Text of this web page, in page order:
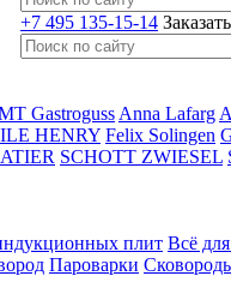
+7 495 135-15-14
Gastroguss Anna Lafarg
HENRY Felix Solingen
SCHOTT ZWIESEL
плит Всё
Пароварки